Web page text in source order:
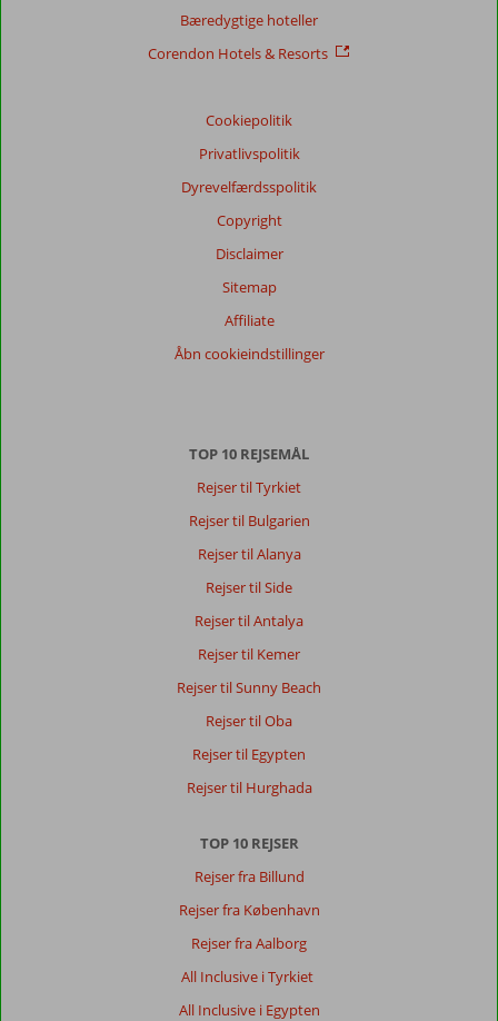
Bæredygtige hoteller
Corendon Hotels & Resorts
Cookiepolitik
Privatlivspolitik
Dyrevelfærdsspolitik
Copyright
Disclaimer
Sitemap
Affiliate
Åbn cookieindstillinger
TOP 10 REJSEMÅL
Rejser til Tyrkiet
Rejser til Bulgarien
Rejser til Alanya
Rejser til Side
Rejser til Antalya
Rejser til Kemer
Rejser til Sunny Beach
Rejser til Oba
Rejser til Egypten
Rejser til Hurghada
TOP 10 REJSER
Rejser fra Billund
Rejser fra København
Rejser fra Aalborg
All Inclusive i Tyrkiet
All Inclusive i Egypten